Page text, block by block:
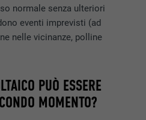
normale senza ulteriori
eventi imprevisti (ad
nelle vicinanze, polline
PUÒ ESSERE
MOMENTO?